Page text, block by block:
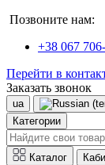
Позвоните нам:
+38 067
Перейти в
Заказать звонок
ua
Категории
Каталог